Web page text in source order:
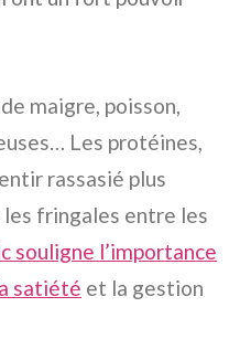
maigre, poisson,
Les protéines,
rassasié plus
fringales entre les
souligne l’importance
satiété et la gestion